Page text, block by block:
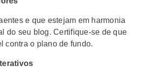
e que estejam em harmonia
do seu blog. Certifique-se de que
contra o plano de fundo.